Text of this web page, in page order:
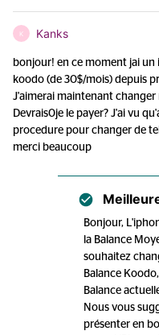
K Kanks
bonjour! en ce moment jai
koodo (de 30$/mois) depuis
J'aimerai maintenant
Devrais0je le payer? J'ai vu
procedure pour changer de
merci beaucoup
Bonjour,
la Balance
souhaitez
Balance
Balance
Nous vous
présenter en